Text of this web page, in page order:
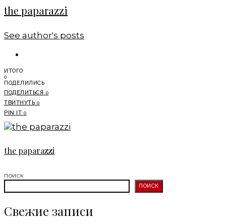
the paparazzi
See author's posts
ИТОГО
0
ПОДЕЛИЛИСЬ
ПОДЕЛИТЬСЯ
0
ТВИТНУТЬ 0
PIN IT 0
the paparazzi
ПОИСК
ПОИСК
Свежие записи